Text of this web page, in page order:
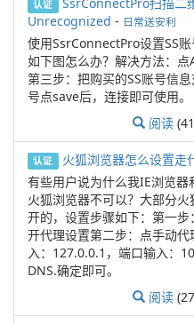
认证
Unrecognized - 日常送安利
使用SsrConnectPro设置SS
如下图怎么办？解决方法：
第三步：把购买的SS账号信
号点save后，连接即可使用。
阅读
认证 火狐浏览器怎么设置走
有些用户说为什么我IE浏览器
火狐浏览器不可以？大部分
开的，设置步骤如下：第一
开代理设置第二步：点手动
入：127.0.0.1，端口输入：
DNS.确定即可。
阅读